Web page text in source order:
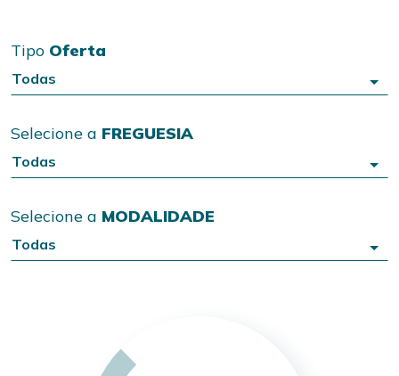
Tipo Oferta
Todas
Selecione a FREGUESIA
Todas
Selecione a MODALIDADE
Todas